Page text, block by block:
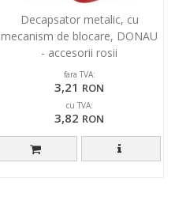
Decapsator metalic, cu
mecanism de blocare, DONAU
- accesorii rosii
fara TVA:
3,21 RON
cu TVA:
3,82 RON